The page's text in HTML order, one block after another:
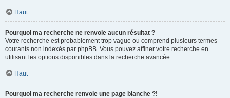
Haut
Pourquoi ma recherche ne renvoie aucun résultat ?
Votre recherche est probablement trop vague ou comprend plusieurs termes
courants non indexés par phpBB. Vous pouvez affiner votre recherche en
utilisant les options disponibles dans la recherche avancée.
Haut
Pourquoi ma recherche renvoie une page blanche ?!